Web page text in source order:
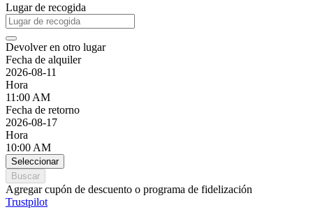
Lugar de recogida
Devolver en otro lugar
Fecha de alquiler
2026-08-11
Hora
11:00 AM
Fecha de retorno
2026-08-17
Hora
10:00 AM
Seleccionar
Buscar
Agregar cupón de descuento o programa de fidelización
Trustpilot